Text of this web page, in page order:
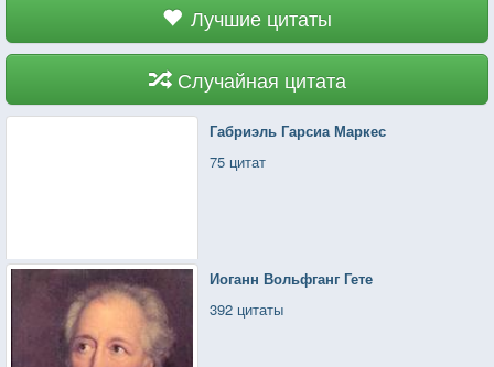
Лучшие цитаты
Случайная цитата
Габриэль Гарсиа Маркес
75 цитат
Иоганн Вольфганг Гете
392 цитаты